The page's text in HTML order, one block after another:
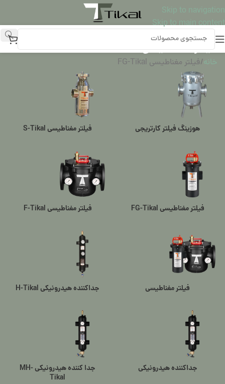
Skip to main content
فیلتر مغناطیسی FG-Tikal
فیلتر مغناطیسی FG-Tikal
هوزینگ فیلتر کارتریجی فیلتر مغناطیسی S-Tikal
فیلتر مغناطیسی FG-Tikal فیلتر مغناطیسی F-Tikal
فیلتر مغناطیسی جداکننده هیدرونیکی H-Tikal
جداکننده هیدرونیکی
جدا کننده هیدرونیکی MH-
Tikal